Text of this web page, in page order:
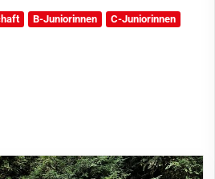
B-Juniorinnen
C-Juniorinnen